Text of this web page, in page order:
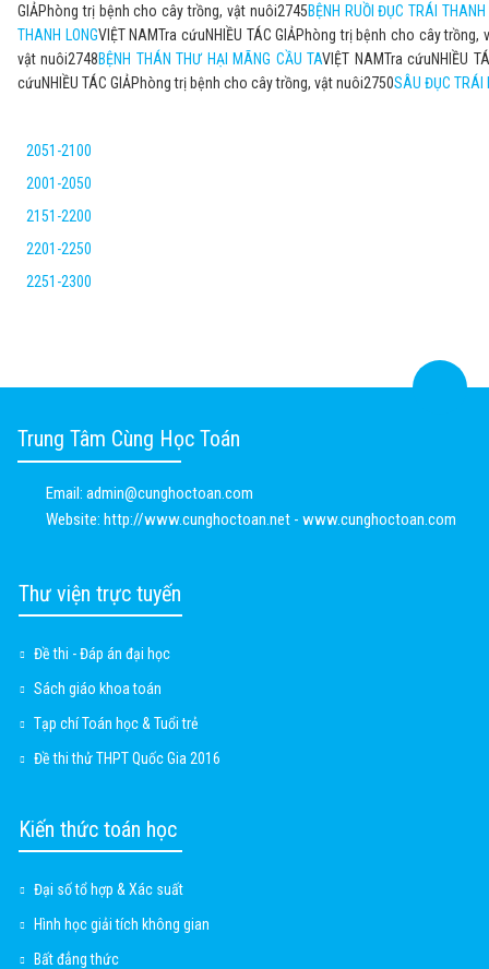
GIẢPhòng trị bệnh cho cây trồng, vật nuôi2745BỆNH RUỒI ĐỤC TRÁI THANH
THANH LONGVIỆT NAMTra cứuNHIỀU TÁC GIẢPhòng trị bệnh cho cây trồng,
vật nuôi2748BỆNH THÁN THƯ HẠI MÃNG CẦU TAVIỆT NAMTra cứuNHIỀU
cứuNHIỀU TÁC GIẢPhòng trị bệnh cho cây trồng, vật nuôi2750SÂU ĐỤC TRÁI
2051-2100
2001-2050
2151-2200
2201-2250
2251-2300
Trung Tâm Cùng Học Toán
Email: admin@cunghoctoan.com
Website: http://www.cunghoctoan.net - www.cunghoctoan.com
Thư viện trực tuyến
Đề thi - Đáp án đại học
Sách giáo khoa toán
Tạp chí Toán học & Tuổi trẻ
Đề thi thử THPT Quốc Gia 2016
Kiến thức toán học
Đại số tổ hợp & Xác suất
Hình học giải tích không gian
Bất đẳng thức